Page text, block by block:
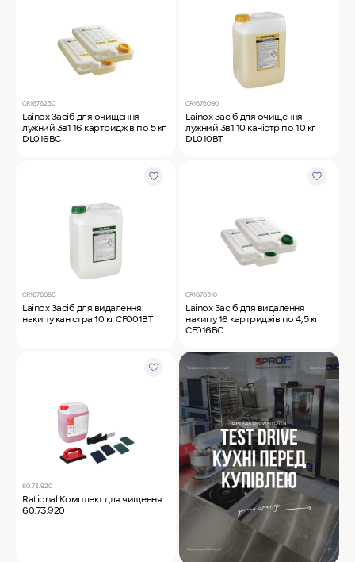
Robot Coupe Овочерізка CL 50 24440
Samaref Холодильна шафа PF 600 TN
Rational Пароконвекційна піч газова iCombi
CR1676230
Lainox Засіб для очищення
лужний 3в1 16 картриджів по 5 кг
DL016BC
CR1676090
Lainox Засіб для очищення
лужний 3в1 10 каністр по 10 кг
DL010BT
CR1676080
Lainox Засіб для видалення
накипу каністра 10 кг CF001BT
CR1676310
Lainox Засіб для видалення
накипу 16 картриджів по 4,5 кг
CF016BC
60.73.920
Rational Комплект для чищення
60.73.920